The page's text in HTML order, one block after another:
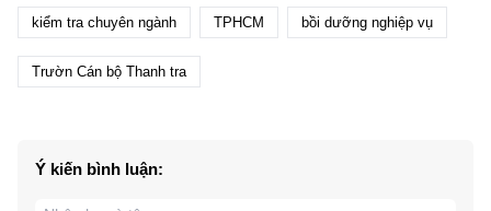
kiểm tra chuyên ngành TPHCM bồi dưỡng nghiệp vụ
Trườn Cán bộ Thanh tra
Ý kiến bình luận: